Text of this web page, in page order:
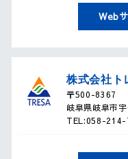
Web
株式会社ト
〒500-8367
岐阜県岐阜市
TEL:058-214-